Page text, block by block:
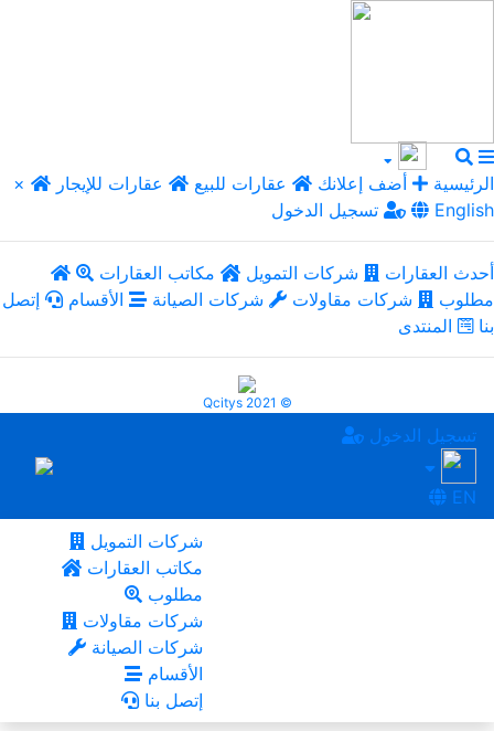
× الرئيسية أضف إعلانك عقارات للبيع
عقارات للإيجار
تسجيل الدخول
English
أحدث العقارات شركات التمويل
مكاتب العقارات
مطلوب
شركات مقاولات شركات الصيانة الأقسام
إتصل
بنا
المنتدى
Qcitys 2021 ©
تسجيل الدخول
EN
شركات التمويل
مكاتب العقارات
مطلوب
شركات مقاولات
شركات الصيانة
الأقسام
إتصل بنا